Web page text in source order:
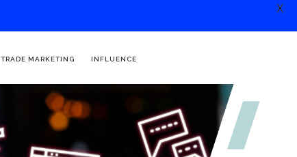
TRADE MARKETING INFLUENCE
X